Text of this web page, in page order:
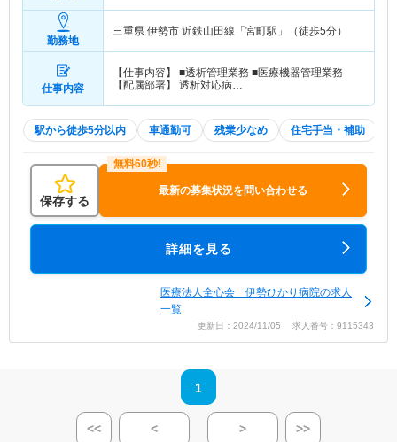
勤務地
三重県 伊勢市 近鉄山田線「宮町駅」（徒歩5分）
仕事内容
【仕事内容】 ■透析管理業務 ■医療機器管理業務
【配属部署】 透析対応病…
駅から徒歩5分以内 車通勤可 残業少なめ 住宅手当・補助
保存する
最新の募集状況を問い合わせる
詳細を見る
医療法人全心会 伊勢ひかり病院の求人
一覧
更新日：2024/11/05 求人番号：9115343
1
<< < > >>